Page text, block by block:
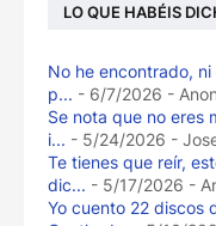
LO QUE HABÉIS
No he encontrado,
p... - 6/7/2026 -
Se nota que no eres
i... - 5/24/2026 -
Te tienes que reír,
dic... - 5/17/2026 -
Yo cuento 22 discos